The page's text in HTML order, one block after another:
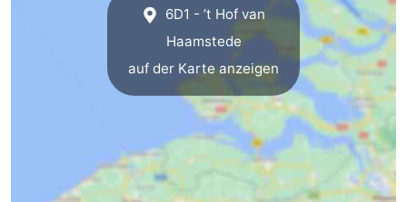
6D1 - ’t Hof van
Haamstede
auf der Karte anzeigen